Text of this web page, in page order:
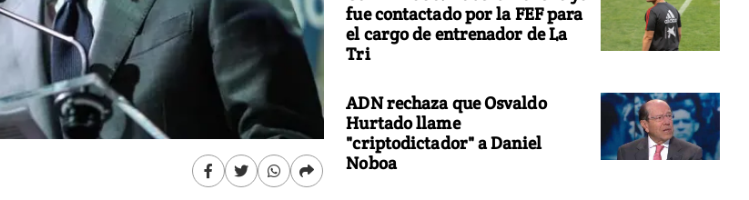
fue contactado por la FEF para
el cargo de entrenador de La
Tri
ADN rechaza que Osvaldo
Hurtado llame
"criptodictador" a Daniel
Noboa